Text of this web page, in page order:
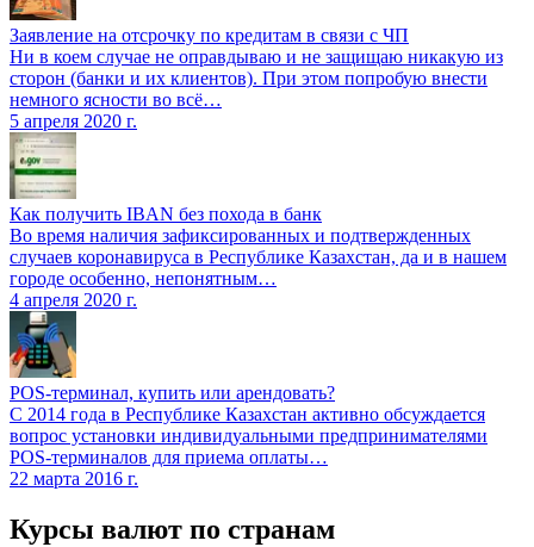
Заявление на отсрочку по кредитам в связи с ЧП
Ни в коем случае не оправдываю и не защищаю никакую из
сторон (банки и их клиентов). При этом попробую внести
немного ясности во всё…
5 апреля 2020 г.
Как получить IBAN без похода в банк
Во время наличия зафиксированных и подтвержденных
случаев коронавируса в Республике Казахстан, да и в нашем
городе особенно, непонятным…
4 апреля 2020 г.
POS-терминал, купить или арендовать?
С 2014 года в Республике Казахстан активно обсуждается
вопрос установки индивидуальными предпринимателями
POS-терминалов для приема оплаты…
22 марта 2016 г.
Курсы валют по странам